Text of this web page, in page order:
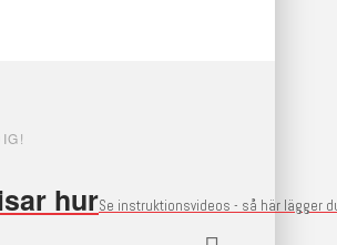
hurSe instruktionsvideos - så här lägger